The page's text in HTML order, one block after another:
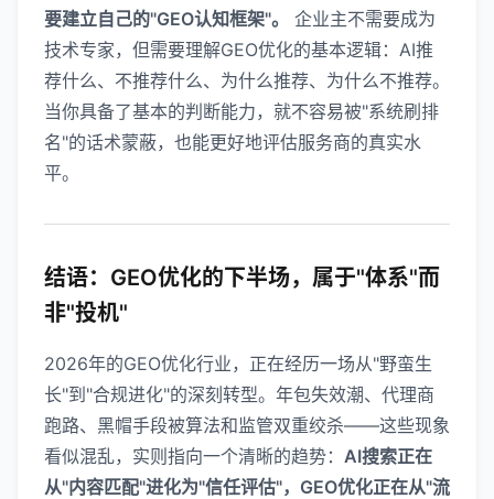
要建立自己的"GEO认知框架"。
企业主不需要成为
技术专家，但需要理解GEO优化的基本逻辑：AI推
荐什么、不推荐什么、为什么推荐、为什么不推荐。
当你具备了基本的判断能力，就不容易被"系统刷排
名"的话术蒙蔽，也能更好地评估服务商的真实水
平。
结语：GEO优化的下半场，属于"体系"而
非"投机"
2026年的GEO优化行业，正在经历一场从"野蛮生
长"到"合规进化"的深刻转型。年包失效潮、代理商
跑路、黑帽手段被算法和监管双重绞杀——这些现象
看似混乱，实则指向一个清晰的趋势： AI搜索正在
从"内容匹配"进化为"信任评估"，GEO优化正在从"流